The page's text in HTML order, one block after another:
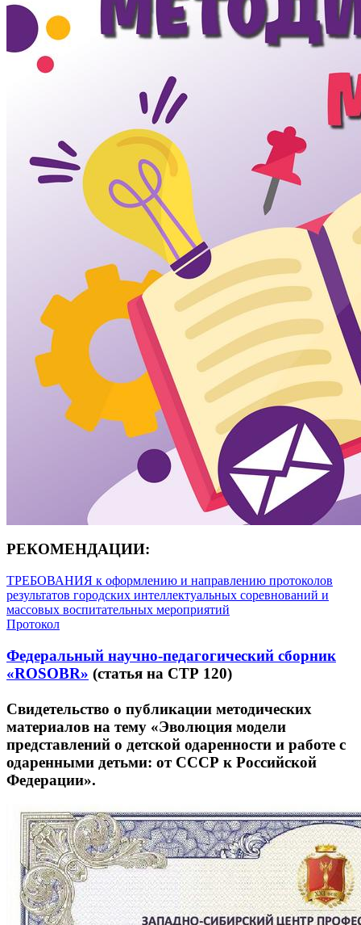
РЕКОМЕНДАЦИИ:
ТРЕБОВАНИЯ к оформлению и направлению протоколов
результатов городских интеллектуальных соревнований и
массовых воспитательных мероприятий
Протокол
Федеральный научно-педагогический сборник
«ROSOBR» (статья на СТР 120)
Свидетельство о публикации методических
материалов на тему «Эволюция модели
представлений о детской одаренности и работе с
одаренными детьми: от СССР к Российской
Федерации».